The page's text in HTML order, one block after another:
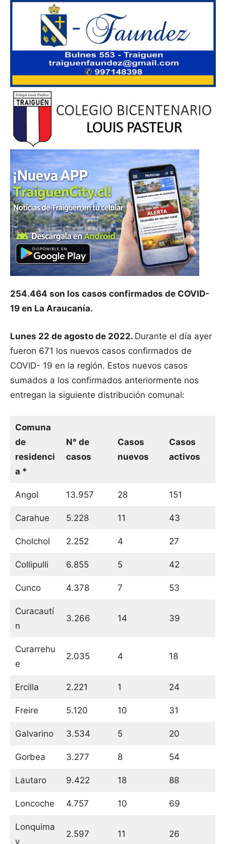
254.464 son los casos confirmados de COVID-
19 en La Araucanía.
Lunes 22 de agosto de 2022. Durante el día ayer
fueron 671 los nuevos casos confirmados de
COVID- 19 en la región. Estos nuevos casos
sumados a los confirmados anteriormente nos
entregan la siguiente distribución comunal:
Comuna
de
residenci
a *
N° de
casos
Casos
nuevos
Casos
activos
Angol 13.957 28 151
Carahue 5.228 11 43
Cholchol 2.252 4 27
Collipulli 6.855 5 42
Cunco 4.378 7 53
Curacautí
n
3.266 14 39
Curarrehu
e
2.035 4 18
Ercilla 2.221 1 24
Freire 5.120 10 31
Galvarino 3.534 5 20
Gorbea 3.277 8 54
Lautaro 9.422 18 88
Loncoche 4.757 10 69
Lonquima
y
2.597 11 26